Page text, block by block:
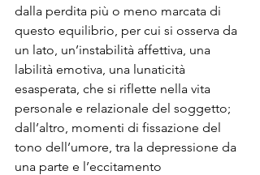
dalla perdita più o meno marcata di
questo equilibrio, per cui si osserva da
un lato, un’instabilità affettiva, una
labilità emotiva, una lunaticità
esasperata, che si riflette nella vita
personale e relazionale del soggetto;
dall’altro, momenti di fissazione del
tono dell’umore, tra la depressione da
una parte e l’eccitamento